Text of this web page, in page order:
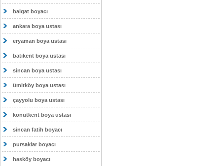
balgat boyacı
ankara boya ustası
eryaman boya ustası
batıkent boya ustası
sincan boya ustası
ümitköy boya ustası
çayyolu boya ustası
konutkent boya ustası
sincan fatih boyacı
pursaklar boyacı
hasköy boyacı